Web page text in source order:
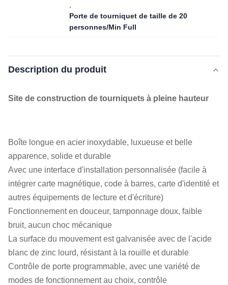
Porte de tourniquet de taille de 20
personnes/Min Full
Description du produit
Site de construction de tourniquets à pleine hauteur
Boîte longue en acier inoxydable, luxueuse et belle
apparence, solide et durable
Avec une interface d'installation personnalisée (facile à
intégrer carte magnétique, code à barres, carte d'identité et
autres équipements de lecture et d'écriture)
Fonctionnement en douceur, tamponnage doux, faible
bruit, aucun choc mécanique
La surface du mouvement est galvanisée avec de l'acide
blanc de zinc lourd, résistant à la rouille et durable
Contrôle de porte programmable, avec une variété de
modes de fonctionnement au choix, contrôle